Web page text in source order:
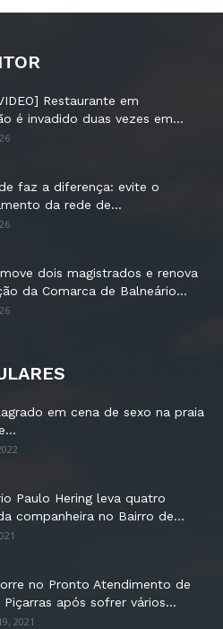
Restaurante em
é invadido duas vezes em...
faz a diferença: evite o
da rede de...
dois magistrados e renova
da Comarca de Balneário...
em cena de sexo na praia
Paulo Hering leva quatro
companheira no Bairro de...
no Pronto Atendimento de
Piçarras após sofrer vários...
2021